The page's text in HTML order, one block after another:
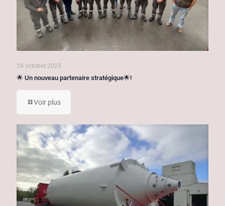
24 octobre 2025
🌟 Un nouveau partenaire stratégique🌟!
Voir plus